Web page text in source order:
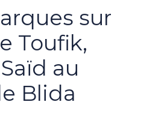
sur
Toufik,
au
Blida